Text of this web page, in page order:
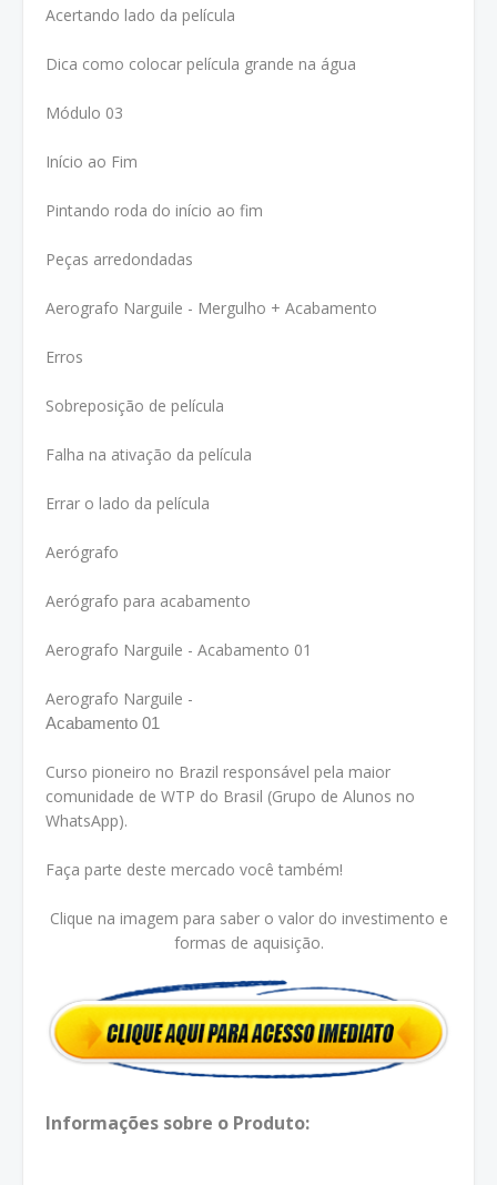
Acertando lado da película
Dica como colocar película grande na água
Módulo 03
Início ao Fim
Pintando roda do início ao fim
Peças arredondadas
Aerografo Narguile - Mergulho + Acabamento
Erros
Sobreposição de película
Falha na ativação da película
Errar o lado da película
Aerógrafo
Aerógrafo para acabamento
Aerografo Narguile - Acabamento 01
Aerografo Narguile -
Acabamento 01
Curso pioneiro no Brazil responsável pela maior
comunidade de WTP do Brasil (Grupo de Alunos no
WhatsApp).
Faça parte deste mercado você também!
Clique na imagem para saber o valor do investimento e
formas de aquisição.
Informações sobre o Produto: